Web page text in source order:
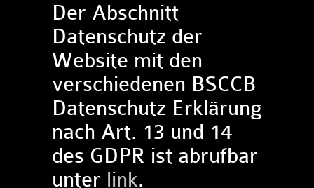
Der Abschnitt
Datenschutz der
Website mit den
verschiedenen BSCCB
Datenschutz Erklärung
nach Art. 13 und 14
des GDPR ist abrufbar
unter link​​.